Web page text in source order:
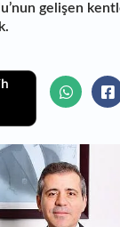
gelişen